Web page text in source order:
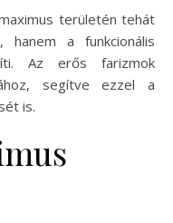
területén tehát
hanem a funkcionális
Az erős farizmok
segítve ezzel a
is.